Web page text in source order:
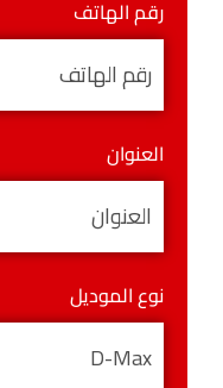
رقم الهاتف
العنوان
نوع الموديل